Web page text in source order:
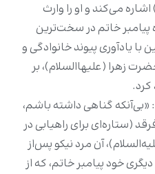
می‌کند و او را وارث
پیامبر خاتم در سخت‌ترین
یادآوری پیوند خانوادگی و
زهرا (علیهاالسلام)، بر
کرد.
گناهی داشته باشم،
(ستاره‌ای برای راهیابی در
آن مرد نیکو پس‌از
خود پیامبر خاتم، که از